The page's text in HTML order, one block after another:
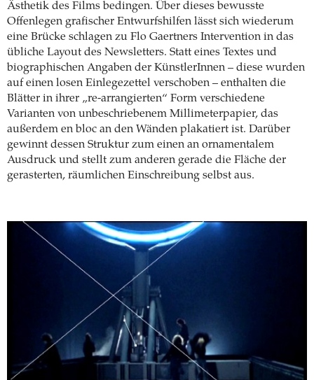
Ästhetik des Films bedingen. Über dieses bewusste
Offenlegen grafischer Entwurfshilfen lässt sich wiederum
eine Brücke schlagen zu Flo Gaertners Intervention in das
übliche Layout des Newsletters. Statt eines Textes und
biographischen Angaben der KünstlerInnen – diese wurden
auf einen losen Einlegezettel verschoben – enthalten die
Blätter in ihrer „re-arrangierten“ Form verschiedene
Varianten von unbeschriebenem Millimeterpapier, das
außerdem en bloc an den Wänden plakatiert ist. Darüber
gewinnt dessen Struktur zum einen an ornamentalem
Ausdruck und stellt zum anderen gerade die Fläche der
gerasterten, räumlichen Einschreibung selbst aus.